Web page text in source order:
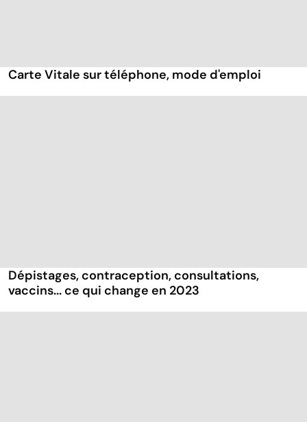
Carte Vitale sur téléphone, mode d'emploi
Dépistages, contraception, consultations,
vaccins... ce qui change en 2023